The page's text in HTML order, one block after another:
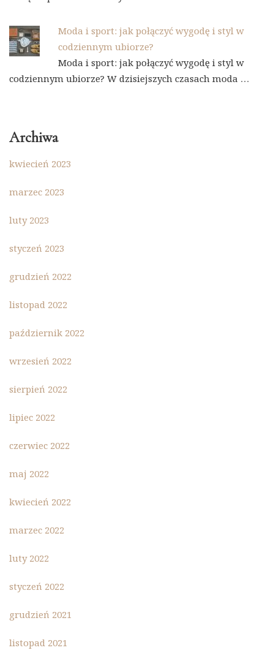
Moda i sport: jak połączyć wygodę i styl w
codziennym ubiorze?
Moda i sport: jak połączyć wygodę i styl w
codziennym ubiorze? W dzisiejszych czasach moda …
Archiwa
kwiecień 2023
marzec 2023
luty 2023
styczeń 2023
grudzień 2022
listopad 2022
październik 2022
wrzesień 2022
sierpień 2022
lipiec 2022
czerwiec 2022
maj 2022
kwiecień 2022
marzec 2022
luty 2022
styczeń 2022
grudzień 2021
listopad 2021